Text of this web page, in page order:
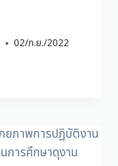
02/ก.ย./2022